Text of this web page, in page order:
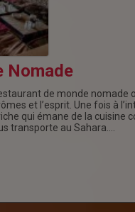
Nomade
de monde nomade
et l’esprit. Une fois à
qui émane de la cuisine
transporte au Sahara.…